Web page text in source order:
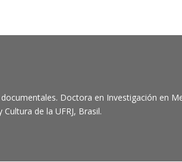
Doctora en Investigación en
de la UFRJ, Brasil.